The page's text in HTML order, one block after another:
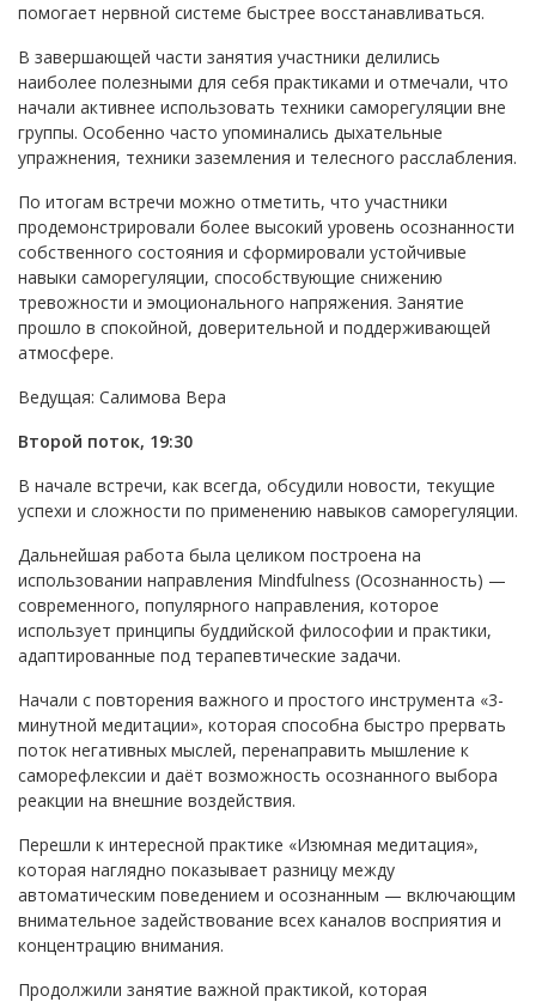
помогает нервной системе быстрее восстанавливаться.
В завершающей части занятия участники делились
наиболее полезными для себя практиками и отмечали, что
начали активнее использовать техники саморегуляции вне
группы. Особенно часто упоминались дыхательные
упражнения, техники заземления и телесного расслабления.
По итогам встречи можно отметить, что участники
продемонстрировали более высокий уровень осознанности
собственного состояния и сформировали устойчивые
навыки саморегуляции, способствующие снижению
тревожности и эмоционального напряжения. Занятие
прошло в спокойной, доверительной и поддерживающей
атмосфере.
Ведущая: Салимова Вера
Второй поток, 19:30
В начале встречи, как всегда, обсудили новости, текущие
успехи и сложности по применению навыков саморегуляции.
Дальнейшая работа была целиком построена на
использовании направления Mindfulness (Осознанность) —
современного, популярного направления, которое
использует принципы буддийской философии и практики,
адаптированные под терапевтические задачи.
Начали с повторения важного и простого инструмента «3-
минутной медитации», которая способна быстро прервать
поток негативных мыслей, перенаправить мышление к
саморефлексии и даёт возможность осознанного выбора
реакции на внешние воздействия.
Перешли к интересной практике «Изюмная медитация»,
которая наглядно показывает разницу между
автоматическим поведением и осознанным — включающим
внимательное задействование всех каналов восприятия и
концентрацию внимания.
Продолжили занятие важной практикой, которая